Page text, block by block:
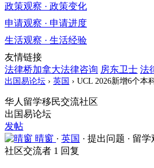
政策观察 · 政策变化
申请观察 · 申请进度
生活观察 · 生活经验
友情链接
法律桥加拿大法律咨询 房东卫士 法
出国易论坛 › 英国 › UCL 2026新增6个本
华人留学移民交流社区
出国易论坛
发帖
晴窗 · 英国 · 提出问题 · 留学
社区交流者 1 回复